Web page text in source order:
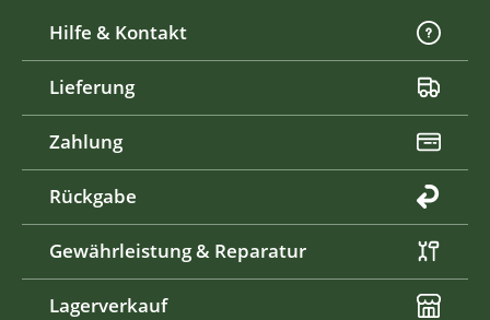
Hilfe & Kontakt
Lieferung
Zahlung
Rückgabe
Gewährleistung & Reparatur
Lagerverkauf